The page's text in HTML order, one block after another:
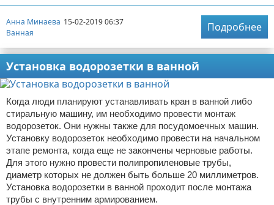
Анна Минаева 15-02-2019 06:37
Ванная
Подробнее
Установка водорозетки в ванной
Когда люди планируют устанавливать кран в ванной либо
стиральную машину, им необходимо провести монтаж
водорозеток. Они нужны также для посудомоечных машин.
Установку водорозеток необходимо провести на начальном
этапе ремонта, когда еще не закончены черновые работы.
Для этого нужно провести полипропиленовые трубы,
диаметр которых не должен быть больше 20 миллиметров.
Установка водорозетки в ванной проходит после монтажа
трубы с внутренним армированием.